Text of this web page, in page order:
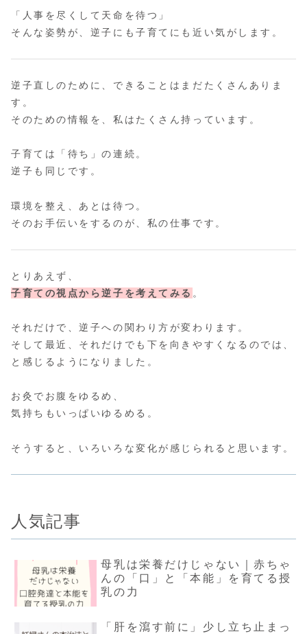
「人事を尽くして天命を待つ」
そんな姿勢が、逆子にも子育てにも近い気がします。
逆子直しのために、できることはまだたくさんありま
す。
そのための情報を、私はたくさん持っています。
子育ては「待ち」の連続。
逆子も同じです。
環境を整え、あとは待つ。
そのお手伝いをするのが、私の仕事です。
とりあえず、
子育ての視点から逆子を考えてみる 。
それだけで、逆子への関わり方が変わります。
そして最近、それだけでも下を向きやすくなるのでは、
と感じるようになりました。
お灸でお腹をゆるめ、
気持ちもいっぱいゆるめる。
そうすると、いろいろな変化が感じられると思います。
人気記事
母乳は栄養だけじゃない｜赤ちゃ
んの「口」と「本能」を育てる授
乳の力
「肝を瀉す前に」少し立ち止まっ